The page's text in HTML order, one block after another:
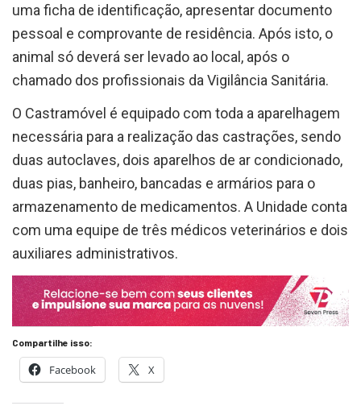
uma ficha de identificação, apresentar documento
pessoal e comprovante de residência. Após isto, o
animal só deverá ser levado ao local, após o
chamado dos profissionais da Vigilância Sanitária.
O Castramóvel é equipado com toda a aparelhagem
necessária para a realização das castrações, sendo
duas autoclaves, dois aparelhos de ar condicionado,
duas pias, banheiro, bancadas e armários para o
armazenamento de medicamentos. A Unidade conta
com uma equipe de três médicos veterinários e dois
auxiliares administrativos.
Compartilhe isso:
Facebook X